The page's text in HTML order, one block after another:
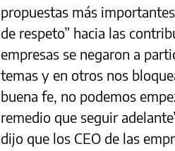
propuestas más
de respeto” hacia las
empresas se negaron a
temas y en otros nos
buena fe, no podemos
remedio que seguir
dijo que los CEO de las